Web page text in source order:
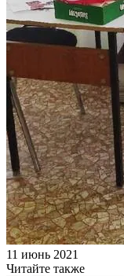
11 июнь 2021
Читайте также